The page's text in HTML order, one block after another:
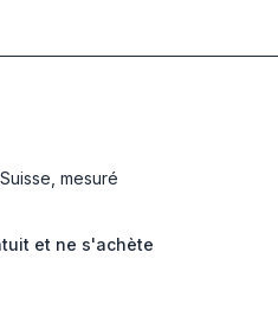
mesuré
et ne s'achète